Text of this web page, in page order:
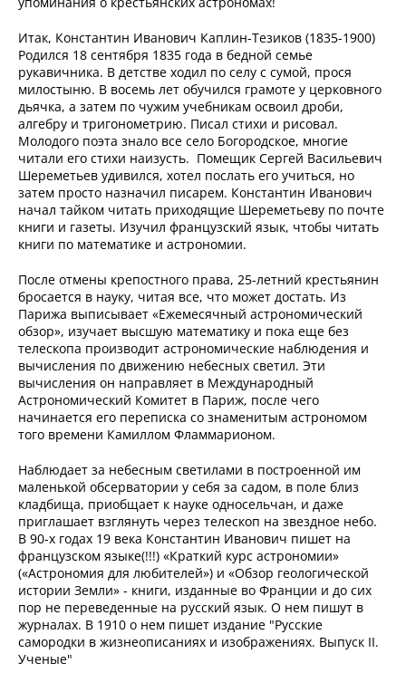
Итак, Константин Иванович Каплин-Тезиков (1835-1900)
Родился 18 сентября 1835 года в бедной семье
рукавичника. В детстве ходил по селу с сумой, прося
милостыню. В восемь лет обучился грамоте у церковного
дьячка, а затем по чужим учебникам освоил дроби,
алгебру и тригонометрию. Писал стихи и рисовал.
Молодого поэта знало все село Богородское, многие
читали его стихи наизусть. Помещик Сергей Васильевич
Шереметьев удивился, хотел послать его учиться, но
затем просто назначил писарем. Константин Иванович
начал тайком читать приходящие Шереметьеву по почте
книги и газеты. Изучил французский язык, чтобы читать
книги по математике и астрономии.
После отмены крепостного права, 25-летний крестьянин
бросается в науку, читая все, что может достать. Из
Парижа выписывает «Ежемесячный астрономический
обзор», изучает высшую математику и пока еще без
телескопа производит астрономические наблюдения и
вычисления по движению небесных светил. Эти
вычисления он направляет в Международный
Астрономический Комитет в Париж, после чего
начинается его переписка со знаменитым астрономом
того времени Камиллом Фламмарионом.
Наблюдает за небесным светилами в построенной им
маленькой обсерватории у себя за садом, в поле близ
кладбища, приобщает к науке односельчан, и даже
приглашает взглянуть через телескоп на звездное небо.
В 90-х годах 19 века Константин Иванович пишет на
французском языке(!!!) «Краткий курс астрономии»
(«Астрономия для любителей») и «Обзор геологической
истории Земли» - книги, изданные во Франции и до сих
пор не переведенные на русский язык. О нем пишут в
журналах. В 1910 о нем пишет издание "Русские
самородки в жизнеописаниях и изображениях. Выпуск II.
Ученые"